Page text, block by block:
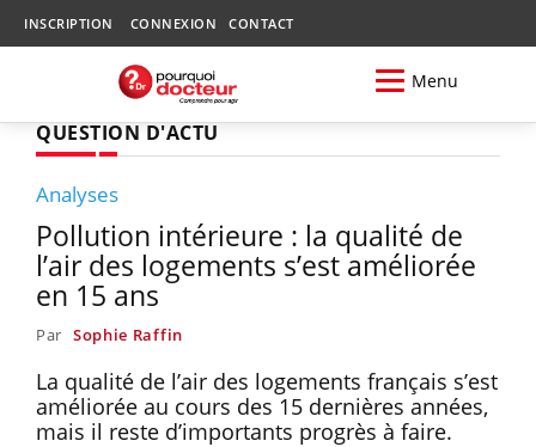
INSCRIPTION CONNEXION CONTACT
Menu
QUESTION D'ACTU
Analyses
Pollution intérieure : la qualité de
l’air des logements s’est améliorée
en 15 ans
Par Sophie Raffin
La qualité de l’air des logements français s’est
améliorée au cours des 15 dernières années,
mais il reste d’importants progrès à faire.